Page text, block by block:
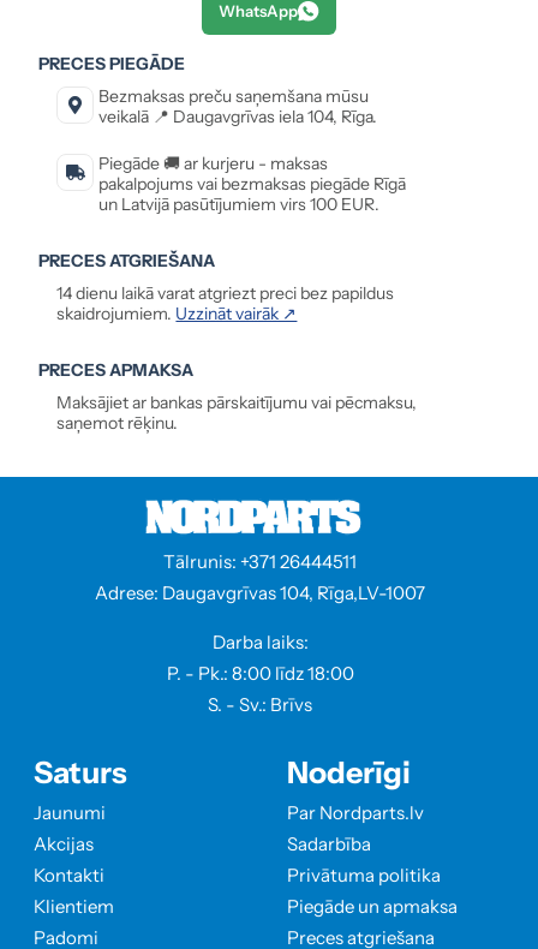
WhatsApp
PRECES PIEGĀDE
Bezmaksas preču saņemšana mūsu
veikalā 📍 Daugavgrīvas iela 104, Rīga.
Piegāde 🚚 ar kurjeru - maksas
pakalpojums vai bezmaksas piegāde Rīgā
un Latvijā pasūtījumiem virs 100 EUR.
PRECES ATGRIEŠANA
14 dienu laikā varat atgriezt preci bez papildus
skaidrojumiem. Uzzināt vairāk ↗
PRECES APMAKSA
Maksājiet ar bankas pārskaitījumu vai pēcmaksu,
saņemot rēķinu.
Tālrunis: +371 26444511
Adrese: Daugavgrīvas 104, Rīga,LV-1007
Darba laiks:
P. - Pk.: 8:00 līdz 18:00
S. - Sv.: Brīvs
Saturs
Jaunumi
Akcijas
Kontakti
Klientiem
Padomi
Noderīgi
Par Nordparts.lv
Sadarbība
Privātuma politika
Piegāde un apmaksa
Preces atgriešana